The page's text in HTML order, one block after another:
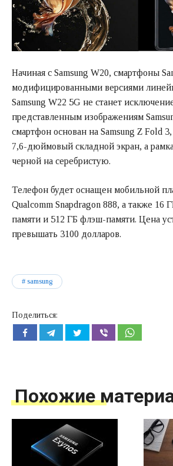
Начиная с Samsung W20, смартфоны
модифицированными версиями
Samsung W22 5G не станет
представленным изображениям
смартфон основан на Samsung Z Fold
7,6-дюймовый складной экран, а
черной на серебристую.
Телефон будет оснащен мобильной
Qualcomm Snapdragon 888, а также 16
памяти и 512 ГБ флэш-памяти. Цена
превышать 3100 долларов.
samsung
Поделиться:
Похожие